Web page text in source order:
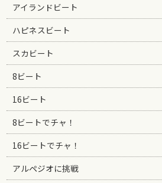
アイランドビート
ハピネスビート
スカビート
8ビート
16ビート
8ビートでチャ！
16ビートでチャ！
アルペジオに挑戦